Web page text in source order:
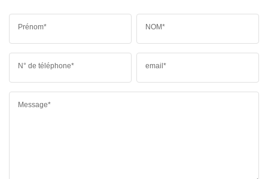
Prénom* NOM*
N° de téléphone* email*
Message*